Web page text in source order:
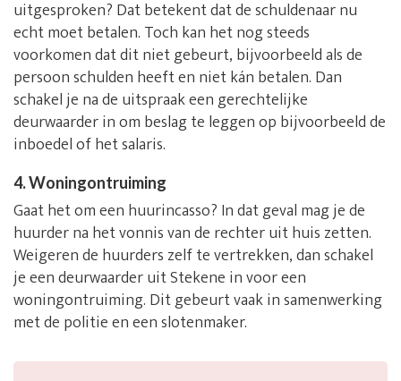
uitgesproken? Dat betekent dat de schuldenaar nu
echt moet betalen. Toch kan het nog steeds
voorkomen dat dit niet gebeurt, bijvoorbeeld als de
persoon schulden heeft en niet kán betalen. Dan
schakel je na de uitspraak een gerechtelijke
deurwaarder in om beslag te leggen op bijvoorbeeld de
inboedel of het salaris.
4. Woningontruiming
Gaat het om een huurincasso? In dat geval mag je de
huurder na het vonnis van de rechter uit huis zetten.
Weigeren de huurders zelf te vertrekken, dan schakel
je een deurwaarder uit Stekene in voor een
woningontruiming. Dit gebeurt vaak in samenwerking
met de politie en een slotenmaker.